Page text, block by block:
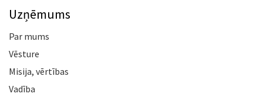
Uzņēmums
Par mums
Vēsture
Misija, vērtības
Vadība